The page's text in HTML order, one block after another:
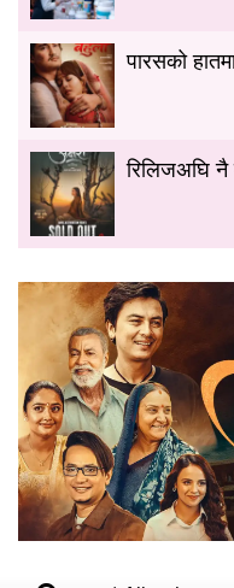
पारसको
रिलिजअघि नै